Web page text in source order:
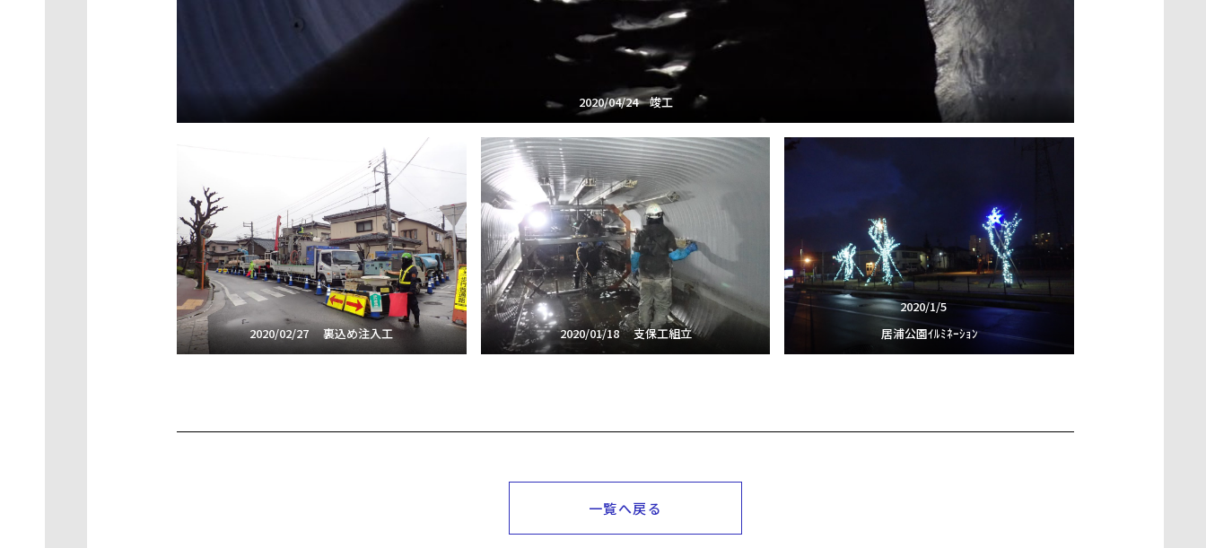
2020/04/24 竣工
2020/02/27 裏込め注入工 2020/01/18 支保工組立
2020/1/5
居浦公園ｲﾙﾐﾈｰｼｮﾝ
一覧へ戻る